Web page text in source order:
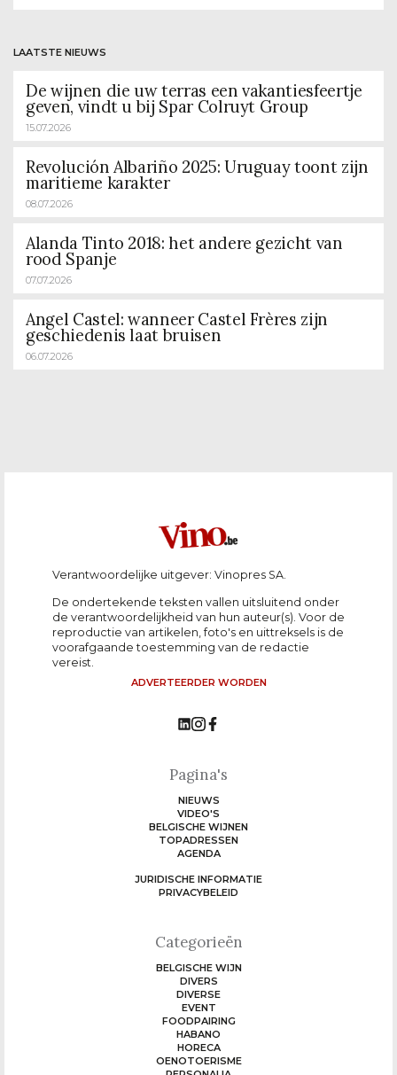
LAATSTE NIEUWS
De wijnen die uw terras een vakantiesfeertje
geven, vindt u bij Spar Colruyt Group
15.07.2026
Revolución Albariño 2025: Uruguay toont zijn
maritieme karakter
08.07.2026
Alanda Tinto 2018: het andere gezicht van
rood Spanje
07.07.2026
Angel Castel: wanneer Castel Frères zijn
geschiedenis laat bruisen
06.07.2026
Verantwoordelijke uitgever: Vinopres SA.
De ondertekende teksten vallen uitsluitend onder
de verantwoordelijkheid van hun auteur(s). Voor de
reproductie van artikelen, foto's en uittreksels is de
voorafgaande toestemming van de redactie
vereist.
ADVERTEERDER WORDEN
Categorieën
BELGISCHE WIJN
DIVERS
DIVERSE
EVENT
FOODPAIRING
HABANO
HORECA
OENOTOERISME
Pagina's
NIEUWS
VIDEO'S
BELGISCHE WIJNEN
TOPADRESSEN
AGENDA
JURIDISCHE INFORMATIE
PRIVACYBELEID